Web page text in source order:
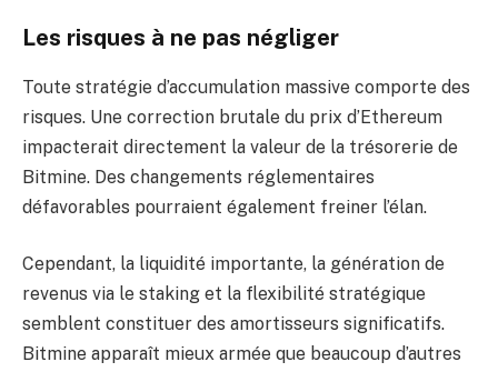
Les risques à ne pas négliger
Toute stratégie d’accumulation massive comporte des
risques. Une correction brutale du prix d’Ethereum
impacterait directement la valeur de la trésorerie de
Bitmine. Des changements réglementaires
défavorables pourraient également freiner l’élan.
Cependant, la liquidité importante, la génération de
revenus via le staking et la flexibilité stratégique
semblent constituer des amortisseurs significatifs.
Bitmine apparaît mieux armée que beaucoup d’autres